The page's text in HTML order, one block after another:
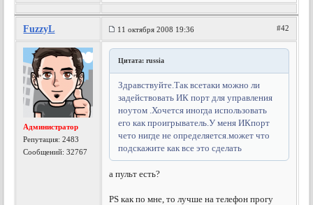
FuzzyL 11 октября 2008 19:36 #42
Администратор
Репутация:2483
Сообщений: 32767
Цитата: russia
Здравствуйте.Так всетаки можно ли
задействовать ИК порт для управления
ноутом .Хочется иногда использовать
его как проигрыватель.У меня ИКпорт
чето нигде не определяется.может что
подскажите как все это сделать
а пульт есть?
PS как по мне, то лучше на телефон прогу